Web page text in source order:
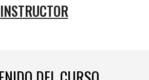
INSTRUCTOR